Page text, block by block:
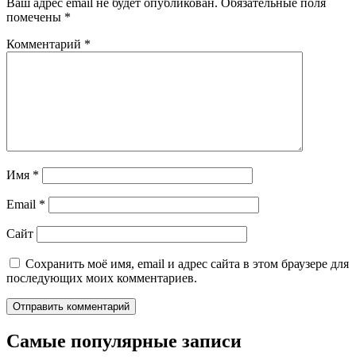
Ваш адрес email не будет опубликован. Обязательные поля
помечены *
Комментарий *
Имя *
Email *
Сайт
Сохранить моё имя, email и адрес сайта в этом браузере для
последующих моих комментариев.
Самые популярные записи